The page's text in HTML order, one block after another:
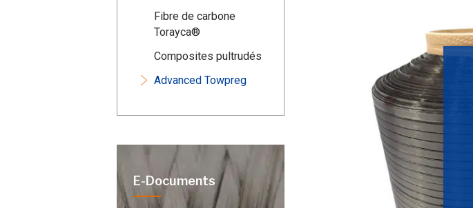
Fibre de carbone
Torayca®
Composites pultrudés
Advanced Towpreg
E-Documents